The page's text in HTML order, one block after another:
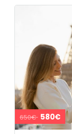
650€ 580€